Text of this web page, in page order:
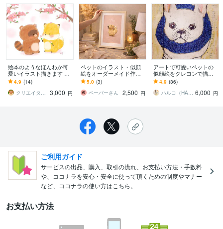
絵本のようなほんわか可
愛いイラスト描きます 挿
絵・グッズ・SNS・ヘッ
ダーに可愛いイラストお
任せ下さい
4.9 (14)
クリエイターズアパートメントチーム
3,000 円
ペットのイラスト・似顔
絵をオーダーメイド作成
します ご希望に合わせデ
ザイン調整OK★プレゼン
トや記念品にも♪
5.0 (3)
ペーパーさん
2,500 円
アートで可愛いペットの
似顔絵をクレヨンで描き
ます 世界で一つ、可愛い
似顔絵を飼い主様やプレ
ゼントしたい方へ
4.9 (36)
ハルコ（HARUKO） 6,000 円
ご利用ガイド
サービスの出品、購入、取引の流れ、お支払い方法・手数料
や、ココナラを安心・安全に使って頂くための制度やマナー
など、ココナラの使い方はこちら。
お支払い方法